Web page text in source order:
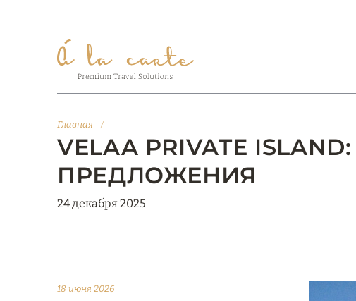
Главная /
VELAA PRIVATE
ПРЕДЛОЖЕНИЯ
24 декабря 2025
18 июня 2026